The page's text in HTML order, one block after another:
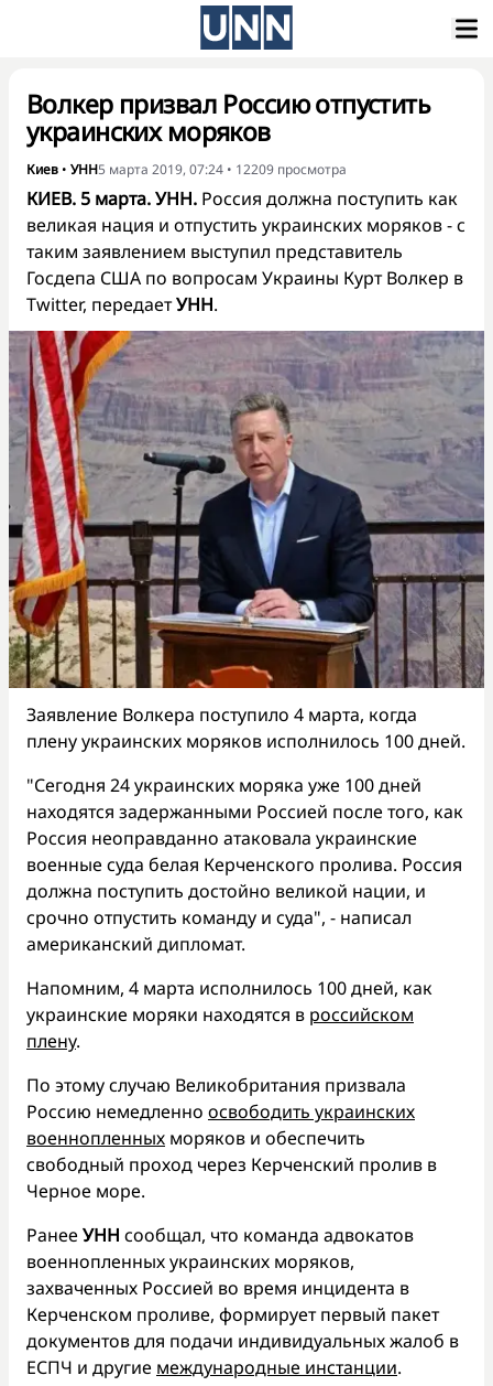
Волкер призвал Россию отпустить
украинских моряков
Киев • УНН5 марта 2019, 07:24 • 12209 просмотра
КИЕВ. 5 марта. УНН. Россия должна поступить как
великая нация и отпустить украинских моряков - с
таким заявлением выступил представитель
Госдепа США по вопросам Украины Курт Волкер в
Twitter, передаетУНН.
Заявление Волкера поступило 4 марта, когда
плену украинских моряков исполнилось 100 дней.
"Сегодня 24 украинских моряка уже 100 дней
находятся задержанными Россией после того, как
Россия неоправданно атаковала украинские
военные суда белая Керченского пролива. Россия
должна поступить достойно великой нации, и
срочно отпустить команду и суда", - написал
американский дипломат.
Напомним, 4 марта исполнилось 100 дней, как
украинские моряки находятся в российском
плену.
По этому случаю Великобритания призвала
Россию немедленно освободить украинских
военнопленных моряков и обеспечить
свободный проход через Керченский пролив в
Черное море.
Ранее УНН сообщал, что команда адвокатов
военнопленных украинских моряков,
захваченных Россией во время инцидента в
Керченском проливе, формирует первый пакет
документов для подачи индивидуальных жалоб в
ЕСПЧ и другие международные инстанции.